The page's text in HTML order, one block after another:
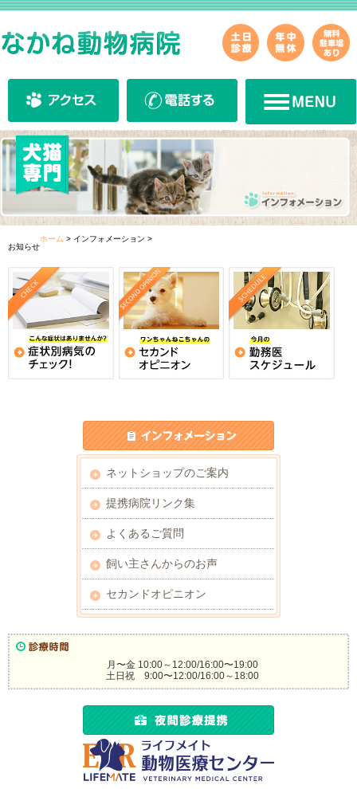
ホーム > インフォメーション >
お知らせ
ネットショップのご案内
提携病院リンク集
よくあるご質問
飼い主さんからのお声
セカンドオピニオン
月〜金 10:00～12:00/16:00〜19:00
土日祝 9:00〜12:00/16:00～18:00